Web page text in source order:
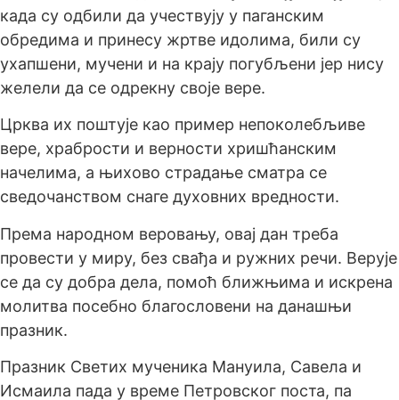
када су одбили да учествују у паганским
обредима и принесу жртве идолима, били су
ухапшени, мучени и на крају погубљени јер нису
желели да се одрекну своје вере.
Црква их поштује као пример непоколебљиве
вере, храбрости и верности хришћанским
начелима, а њихово страдање сматра се
сведочанством снаге духовних вредности.
Према народном веровању, овај дан треба
провести у миру, без свађа и ружних речи. Верује
се да су добра дела, помоћ ближњима и искрена
молитва посебно благословени на данашњи
празник.
Празник Светих мученика Мануила, Савела и
Исмаила пада у време Петровског поста, па